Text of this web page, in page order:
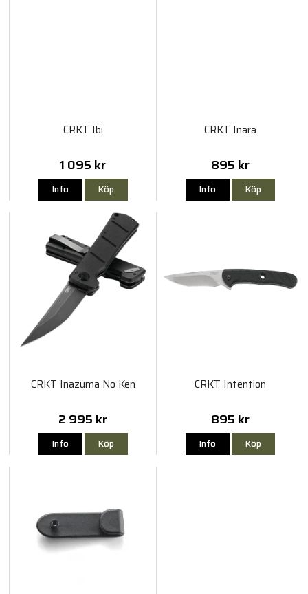
CRKT Ibi
1 095 kr
Info Köp
CRKT Inara
895 kr
Info Köp
CRKT Inazuma No Ken
2 995 kr
Info Köp
CRKT Intention
895 kr
Info Köp